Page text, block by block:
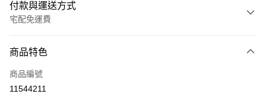
付款與運送方式
宅配免運費
信用卡一次付款
信用卡分期付款
商品特色
商品編號
11544211